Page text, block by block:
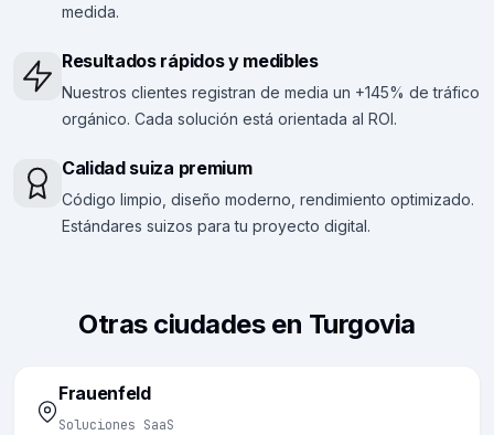
medida.
Resultados rápidos y medibles
Nuestros clientes registran de media un +145% de tráfico
orgánico. Cada solución está orientada al ROI.
Calidad suiza premium
Código limpio, diseño moderno, rendimiento optimizado.
Estándares suizos para tu proyecto digital.
Otras ciudades en Turgovia
Frauenfeld
Soluciones SaaS